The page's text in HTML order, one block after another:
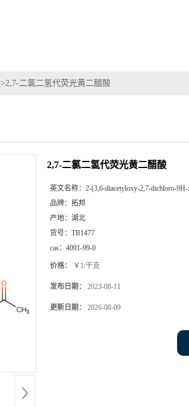
>2,7-二氯二氢代荧光黄二醋酸
2,7-二氯二氢代荧光黄二醋酸
英文名称： 2-(3,6-diacetyloxy-2,7-dichloro-9H-
品牌： 拓邦
产地： 湖北
货号： TB1477
cas： 4091-99-0
价格： ￥1/千克
发布日期： 2023-08-11
更新日期： 2026-08-09